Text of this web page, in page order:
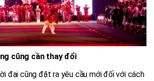
cũng cần thay đổi
đại cũng đặt ra yêu cầu mới đối với cách